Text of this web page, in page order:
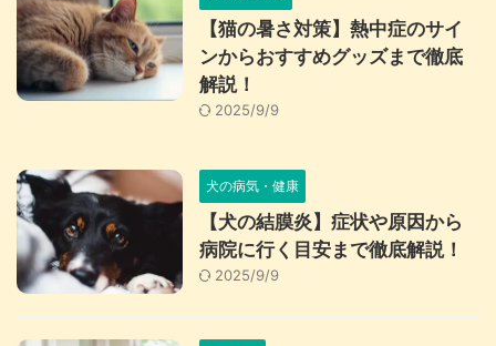
【猫の暑さ対策】熱中症のサイ
ンからおすすめグッズまで徹底
解説！
2025/9/9
犬の病気・健康
【犬の結膜炎】症状や原因から
病院に行く目安まで徹底解説！
2025/9/9